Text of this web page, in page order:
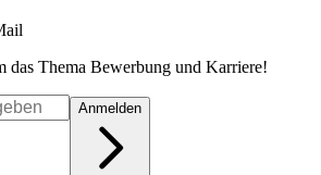
das Thema Bewerbung und Karriere!
Anmelden